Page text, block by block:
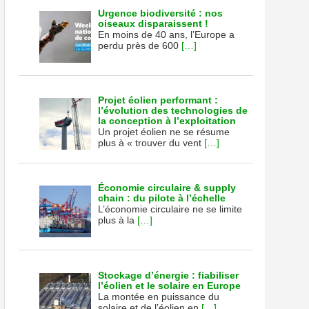
Urgence biodiversité : nos
oiseaux disparaissent !
En moins de 40 ans, l’Europe a
perdu près de 600 […]
Projet éolien performant :
l’évolution des technologies de
la conception à l’exploitation
Un projet éolien ne se résume
plus à « trouver du vent […]
Économie circulaire & supply
chain : du pilote à l’échelle
L’économie circulaire ne se limite
plus à la […]
Stockage d’énergie : fiabiliser
l’éolien et le solaire en Europe
La montée en puissance du